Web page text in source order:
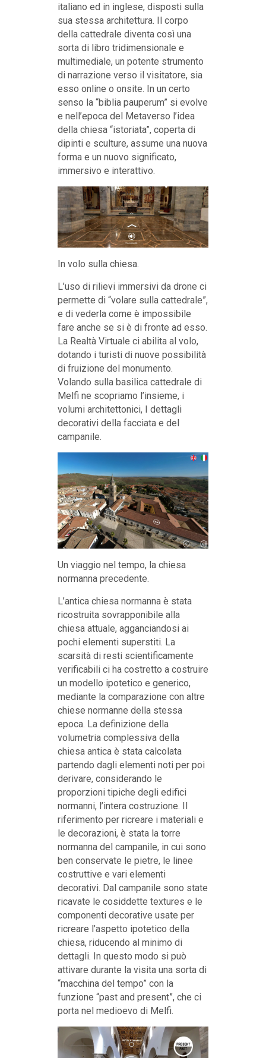
italiano ed in inglese, disposti sulla
sua stessa architettura. Il corpo
della cattedrale diventa così una
sorta di libro tridimensionale e
multimediale, un potente strumento
di narrazione verso il visitatore, sia
esso online o onsite. In un certo
senso la “biblia pauperum” si evolve
e nell’epoca del Metaverso l’idea
della chiesa “istoriata”, coperta di
dipinti e sculture, assume una nuova
forma e un nuovo significato,
immersivo e interattivo.
In volo sulla chiesa.
L’uso di rilievi immersivi da drone ci
permette di “volare sulla cattedrale”,
e di vederla come è impossibile
fare anche se si è di fronte ad esso.
La Realtà Virtuale ci abilita al volo,
dotando i turisti di nuove possibilità
di fruizione del monumento.
Volando sulla basilica cattedrale di
Melfi ne scopriamo l’insieme, i
volumi architettonici, I dettagli
decorativi della facciata e del
campanile.
Un viaggio nel tempo, la chiesa
normanna precedente.
L’antica chiesa normanna è stata
ricostruita sovrapponibile alla
chiesa attuale, agganciandosi ai
pochi elementi superstiti. La
scarsità di resti scientificamente
verificabili ci ha costretto a costruire
un modello ipotetico e generico,
mediante la comparazione con altre
chiese normanne della stessa
epoca. La definizione della
volumetria complessiva della
chiesa antica è stata calcolata
partendo dagli elementi noti per poi
derivare, considerando le
proporzioni tipiche degli edifici
normanni, l’intera costruzione. Il
riferimento per ricreare i materiali e
le decorazioni, è stata la torre
normanna del campanile, in cui sono
ben conservate le pietre, le linee
costruttive e vari elementi
decorativi. Dal campanile sono state
ricavate le cosiddette textures e le
componenti decorative usate per
ricreare l’aspetto ipotetico della
chiesa, riducendo al minimo di
dettagli. In questo modo si può
attivare durante la visita una sorta di
“macchina del tempo” con la
funzione “past and present”, che ci
porta nel medioevo di Melfi.